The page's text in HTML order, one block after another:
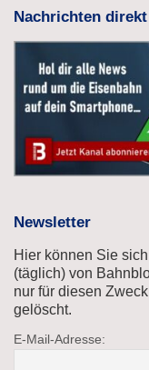
Nachrichten
Newsletter
Hier können Sie
(täglich) von
nur für diesen
gelöscht.
E-Mail-Adresse: